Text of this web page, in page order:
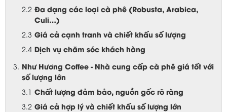
Đa dạng các loại cà phê (Robusta, Arabica,
Culi…)
Giá cả cạnh tranh và chiết khấu số lượng
Dịch vụ chăm sóc khách hàng
Như Hương Coffee - Nhà cung cấp cà phê giá tốt với
số lượng lớn
Chất lượng đảm bảo, nguồn gốc rõ ràng
Giá cả hợp lý và chiết khấu số lượng lớn